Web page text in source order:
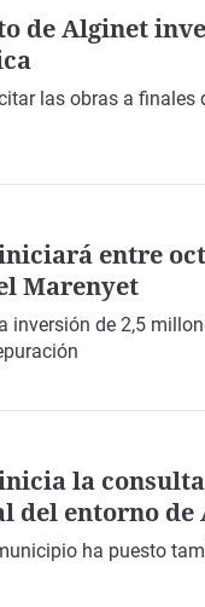
de Alginet
las obras a
entre
Marenyet
inversión de 2,5
la
del entorno de
ha puesto